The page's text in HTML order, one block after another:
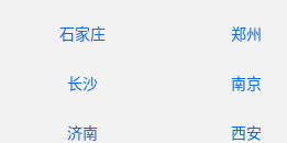
石家庄 郑州
长沙 南京
济南 西安